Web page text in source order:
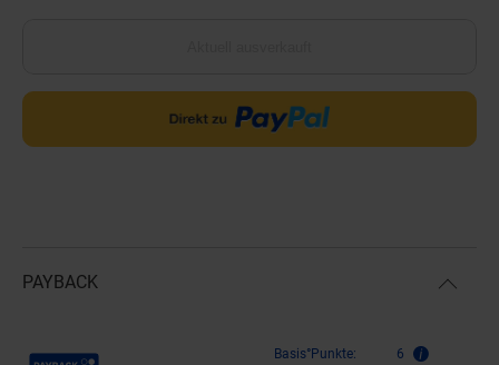
PAYBACK
Payback Punkte Basis°Punkte:
6